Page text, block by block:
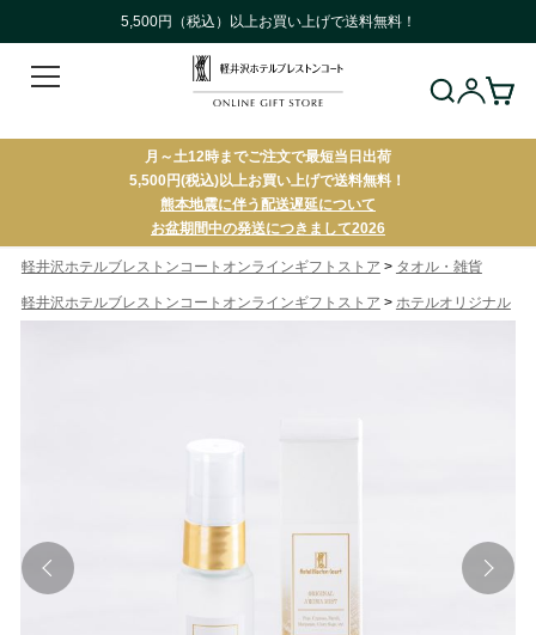
5,500円（税込）以上お買い上げで送料無料！
月～土12時までご注文で最短当日出荷
5,500円(税込)以上お買い上げで送料無料！
熊本地震に伴う配送遅延について
お盆期間中の発送につきまして2026
軽井沢ホテルブレストンコートオンラインギフトストア > タオル・雑貨
軽井沢ホテルブレストンコートオンラインギフトストア > ホテルオリジナル